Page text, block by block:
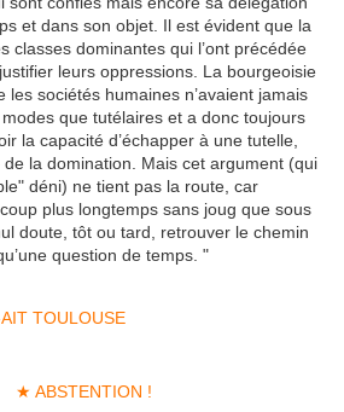
et dans son objet. Il est évident que la
classes dominantes qui l’ont précédée
leurs oppressions. La bourgeoisie
les sociétés humaines n’avaient jamais
que tutélaires et a donc toujours
la capacité d’échapper à une tutelle,
de la domination. Mais cet argument (qui
déni) ne tient pas la route, car
plus longtemps sans joug que sous
doute, tôt ou tard, retrouver le chemin
question de temps. "
TOULOUSE